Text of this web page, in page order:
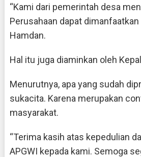
“Kami dari pemerintah desa
Perusahaan dapat
Hamdan.
Hal itu juga diaminkan oleh
Menurutnya, apa yang sudah
sukacita. Karena merupakan
masyarakat.
“Terima kasih atas kepedulian
APGWI kepada kami. Semoga